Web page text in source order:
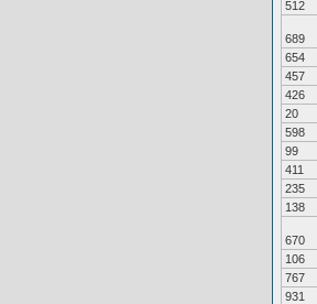
512
689
654
457
426
20
598
99
411
235
138
670
106
767
931